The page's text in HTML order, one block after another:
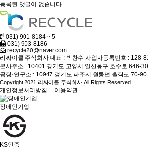
등록된 댓글이 없습니다.
031) 901-8184 ~ 5
031) 903-8186
recycle20@naver.com
리싸이클 주식회사 대표 : 박찬수 사업자등록번호 : 128-
본사주소 : 10401 경기도 고양시 일산동구 호수로 646-
공장·연구소 : 10947 경기도 파주시 월롱면 홀작로 70-90
Copyright 2021 리싸이클 주식회사 All Rights Reserved.
개인정보처리방침 이용약관
장애인기업
KS인증